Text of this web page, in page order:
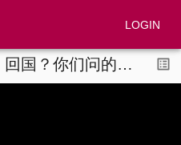
LOGIN
SEARCH
工作，分手，极简，回国？你们问的我都答了！